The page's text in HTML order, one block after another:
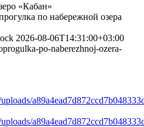
«Кабан»
по набережной озера
2026-08-06T14:31:00+03:00
po-naberezhnoj-ozera-